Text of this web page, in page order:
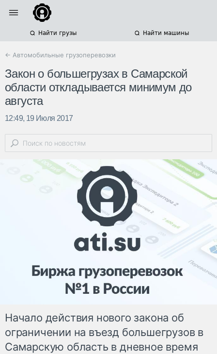
Найти грузы Найти машины
← Автомобильные грузоперевозки
Закон о большегрузах в Самарской
области откладывается минимум до
августа
12:49, 19 Июля 2017
Начало действия нового закона об
ограничении на въезд большегрузов в
Самарскую область в дневное время